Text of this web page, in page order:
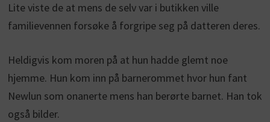
Lite viste de at mens de selv var i butikken ville
familievennen forsøke å forgripe seg på datteren deres.
Heldigvis kom moren på at hun hadde glemt noe
hjemme. Hun kom inn på barnerommet hvor hun fant
Newlun som onanerte mens han berørte barnet. Han tok
også bilder.